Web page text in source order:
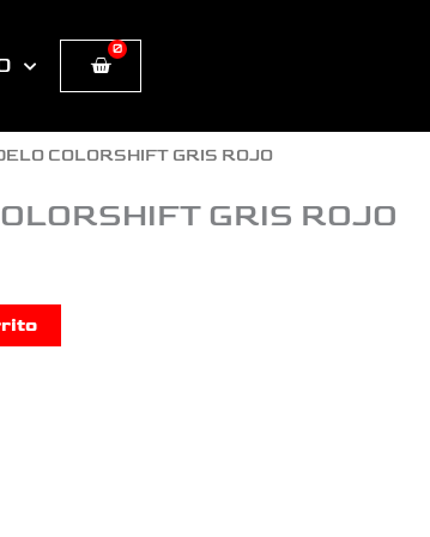
0
Cart
COLORSHIFT GRIS ROJO
GRIS ROJO